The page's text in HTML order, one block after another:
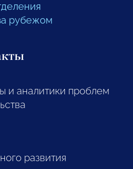
рубежом
и аналитики проблем
развития